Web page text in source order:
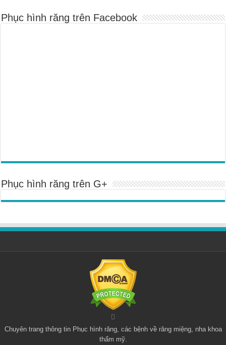
Phục hình răng trên Facebook
Phục hình răng trên G+
Chuyên trang thông tin Phục hình răng, các bệnh về răng miệng, nha khoa
thẩm mỹ.